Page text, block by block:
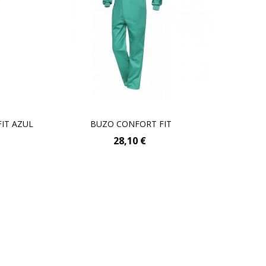
AZUL
Añadir Al Carrito
BUZO CONFORT FIT
28,10 €